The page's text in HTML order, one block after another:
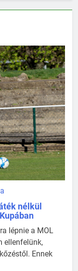
nélkül
lépnie a MOL
ellenfelünk,
Ennek